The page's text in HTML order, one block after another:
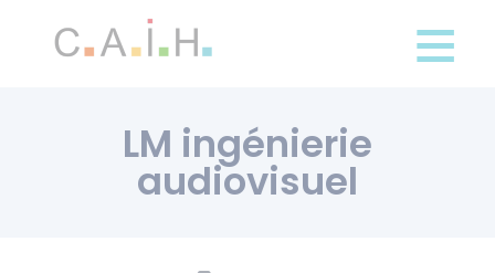
Panneau de gestion des cookies
LM ingénierie
audiovisuel